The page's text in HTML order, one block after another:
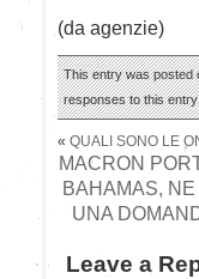
(da agenzie)
This entry was posted
responses to this
« QUALI SONO LE
MACRON
BAHAMAS, NE
UNA
Leave a